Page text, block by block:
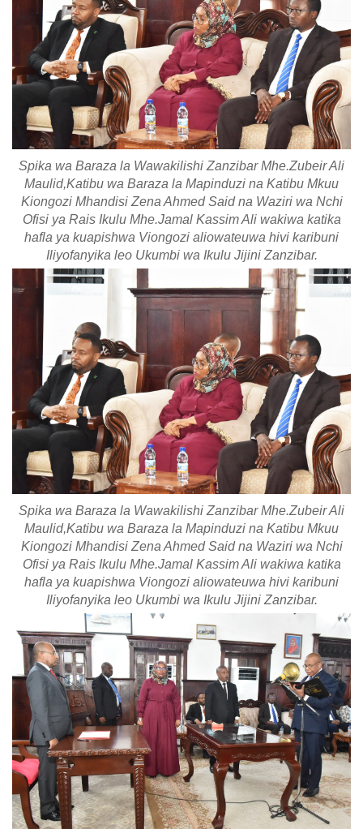
Spika wa Baraza la Wawakilishi Zanzibar Mhe.Zubeir Ali
Maulid,Katibu wa Baraza la Mapinduzi na Katibu Mkuu
Kiongozi Mhandisi Zena Ahmed Said na Waziri wa Nchi
Ofisi ya Rais Ikulu Mhe.Jamal Kassim Ali wakiwa katika
hafla ya kuapishwa Viongozi aliowateuwa hivi karibuni
Iliyofanyika leo Ukumbi wa Ikulu Jijini Zanzibar.
Spika wa Baraza la Wawakilishi Zanzibar Mhe.Zubeir Ali
Maulid,Katibu wa Baraza la Mapinduzi na Katibu Mkuu
Kiongozi Mhandisi Zena Ahmed Said na Waziri wa Nchi
Ofisi ya Rais Ikulu Mhe.Jamal Kassim Ali wakiwa katika
hafla ya kuapishwa Viongozi aliowateuwa hivi karibuni
Iliyofanyika leo Ukumbi wa Ikulu Jijini Zanzibar.